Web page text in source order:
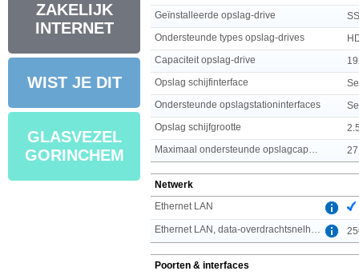
ZAKELIJK
INTERNET
WIST JE DIT
GLASVEZEL
GORINCHEM
Geïnstalleerde opslag-drive
Ondersteunde types opslag-drives
Capaciteit opslag-drive
Opslag schijfinterface
Ondersteunde opslagstationinterfaces
Opslag schijfgrootte
Netwerk
Ethernet LAN
Poorten & interfaces